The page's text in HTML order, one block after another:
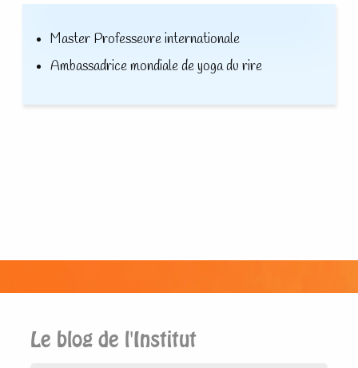
Master Professeure internationale
Ambassadrice mondiale de yoga du rire
Le blog de l'Institut